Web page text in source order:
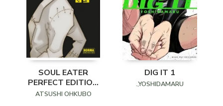
SOUL EATER
PERFECT EDITION
09
ATSUSHI OHKUBO
DIG IT 1
.,YOSHIDAMARU